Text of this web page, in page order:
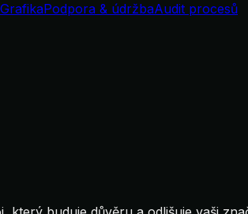
GrafikaPodpora & údržbaAudit procesů